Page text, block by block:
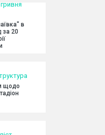
в
за 20
щодо